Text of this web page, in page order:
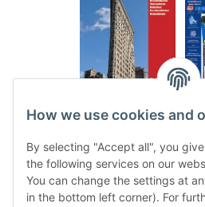
. ..
Categories
How we use cookies and
By selecting "Accept all", you
the following services on our
You can change the settings at
in the bottom left corner). For